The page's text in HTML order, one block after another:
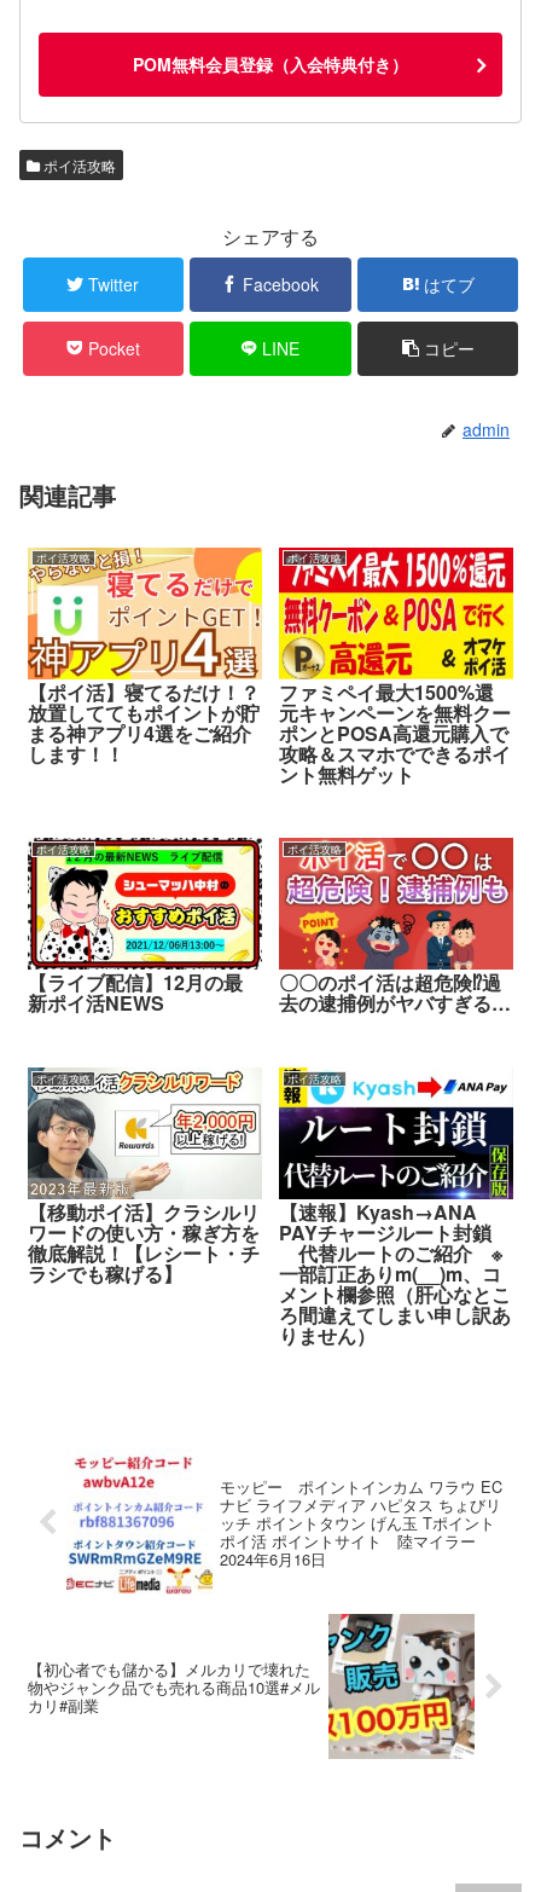
POM無料会員登録（入会特典付き）
ポイ活攻略
シェアする
Twitter Facebook はてブ
Pocket LINE コピー
admin
関連記事
ポイ活攻略
【ポイ活】寝てるだけ！？
放置しててもポイントが貯
まる神アプリ4選をご紹介
します！！
ポイ活攻略
ファミペイ最大1500%還
元キャンペーンを無料クー
ポンとPOSA高還元購入で
攻略＆スマホでできるポイ
ント無料ゲット
ポイ活攻略
【ライブ配信】12月の最
新ポイ活NEWS
ポイ活攻略
〇〇のポイ活は超危険⁉︎過
去の逮捕例がヤバすぎる…
ポイ活攻略
【移動ポイ活】クラシルリ
ワードの使い方・稼ぎ方を
徹底解説！【レシート・チ
ラシでも稼げる】
ポイ活攻略
【速報】Kyash→ANA
PAYチャージルート封鎖
代替ルートのご紹介 ※
一部訂正ありm(__)m、コ
メント欄参照（肝心なとこ
ろ間違えてしまい申し訳あ
りません）
モッピー ポイントインカム ワラウ EC
ナビ ライフメディア ハピタス ちょびリ
ッチ ポイントタウン げん玉 Tポイント
ポイ活 ポイントサイト 陸マイラー
2024年6月16日
【初心者でも儲かる】メルカリで壊れた
物やジャンク品でも売れる商品10選#メル
カリ#副業
コメント